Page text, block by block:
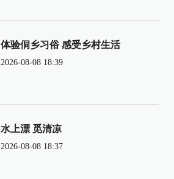
体验侗乡习俗 感受乡村生活
2026-08-08 18:39
水上漂 觅清凉
2026-08-08 18:37